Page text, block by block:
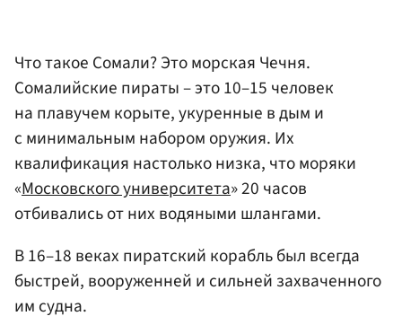
Что такое Сомали? Это морская Чечня.
Сомалийские пираты – это 10–15 человек
на плавучем корыте, укуренные в дым и
с минимальным набором оружия. Их
квалификация настолько низка, что моряки
«Московского университета» 20 часов
отбивались от них водяными шлангами.
В 16–18 веках пиратский корабль был всегда
быстрей, вооруженней и сильней захваченного
им судна.